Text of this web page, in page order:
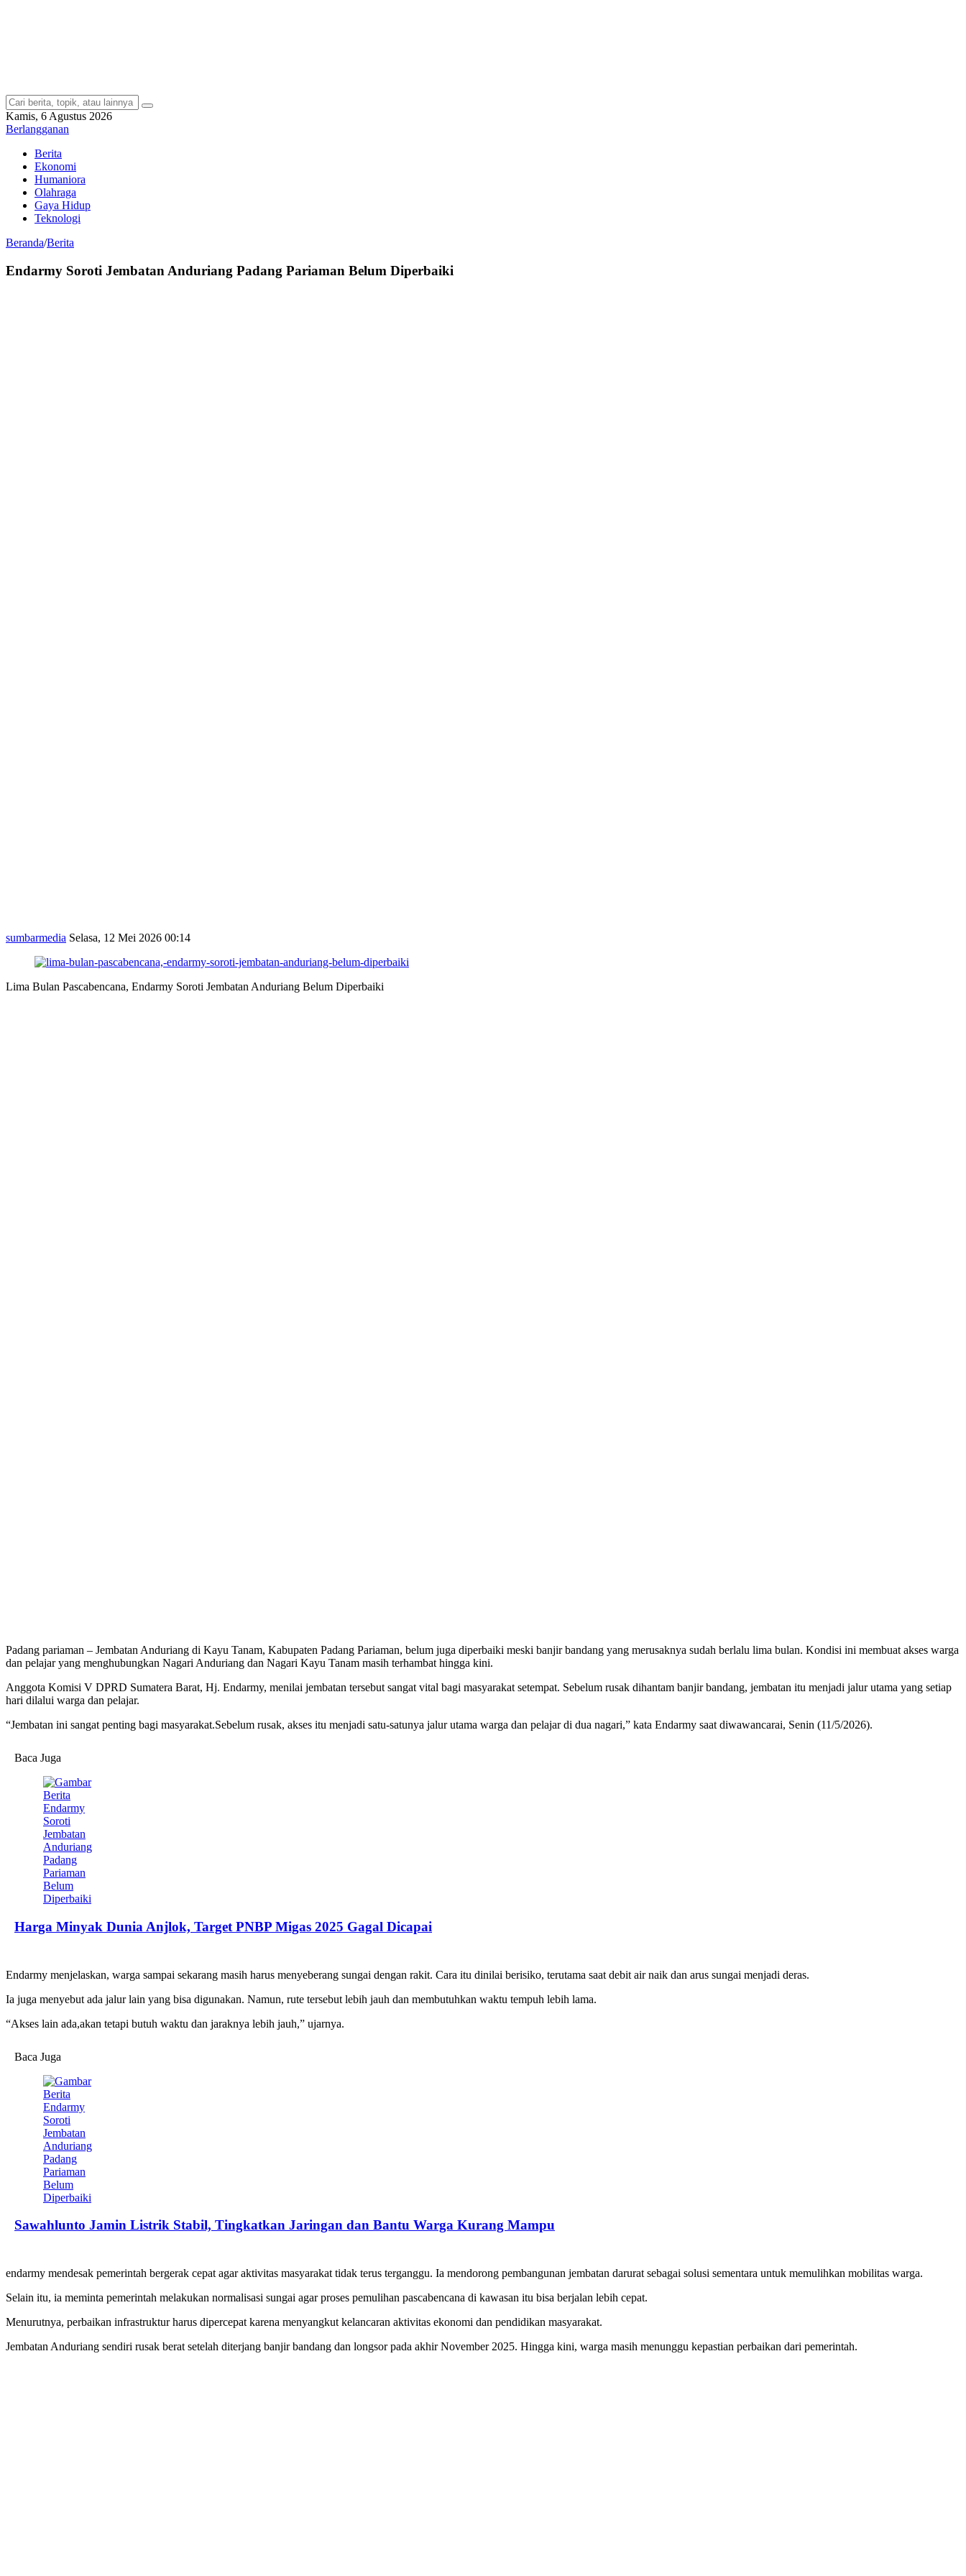
Kamis, 6 Agustus 2026
Berlangganan
Berita
Ekonomi
Humaniora
Olahraga
Gaya Hidup
Teknologi
Beranda/Berita
Endarmy Soroti Jembatan Anduriang Padang Pariaman Belum Diperbaiki
sumbarmedia Selasa, 12 Mei 2026 00:14
Lima Bulan Pascabencana, Endarmy Soroti Jembatan Anduriang Belum Diperbaiki
Padang pariaman – Jembatan Anduriang di Kayu Tanam, Kabupaten Padang Pariaman, belum juga diperbaiki meski banjir bandang yang merusaknya sudah berlalu lima bulan. Kondisi ini membuat akses warga
dan pelajar yang menghubungkan Nagari Anduriang dan Nagari Kayu Tanam masih terhambat hingga kini.
Anggota Komisi V DPRD Sumatera Barat, Hj. Endarmy, menilai jembatan tersebut sangat vital bagi masyarakat setempat. Sebelum rusak dihantam banjir bandang, jembatan itu menjadi jalur utama yang setiap
hari dilalui warga dan pelajar.
“Jembatan ini sangat penting bagi masyarakat.Sebelum rusak, akses itu menjadi satu-satunya jalur utama warga dan pelajar di dua nagari,” kata Endarmy saat diwawancarai, Senin (11/5/2026).
Baca Juga
Harga Minyak Dunia Anjlok, Target PNBP Migas 2025 Gagal Dicapai
Endarmy menjelaskan, warga sampai sekarang masih harus menyeberang sungai dengan rakit. Cara itu dinilai berisiko, terutama saat debit air naik dan arus sungai menjadi deras.
Ia juga menyebut ada jalur lain yang bisa digunakan. Namun, rute tersebut lebih jauh dan membutuhkan waktu tempuh lebih lama.
“Akses lain ada,akan tetapi butuh waktu dan jaraknya lebih jauh,” ujarnya.
Baca Juga
Sawahlunto Jamin Listrik Stabil, Tingkatkan Jaringan dan Bantu Warga Kurang Mampu
endarmy mendesak pemerintah bergerak cepat agar aktivitas masyarakat tidak terus terganggu. Ia mendorong pembangunan jembatan darurat sebagai solusi sementara untuk memulihkan mobilitas warga.
Selain itu, ia meminta pemerintah melakukan normalisasi sungai agar proses pemulihan pascabencana di kawasan itu bisa berjalan lebih cepat.
Menurutnya, perbaikan infrastruktur harus dipercepat karena menyangkut kelancaran aktivitas ekonomi dan pendidikan masyarakat.
Jembatan Anduriang sendiri rusak berat setelah diterjang banjir bandang dan longsor pada akhir November 2025. Hingga kini, warga masih menunggu kepastian perbaikan dari pemerintah.